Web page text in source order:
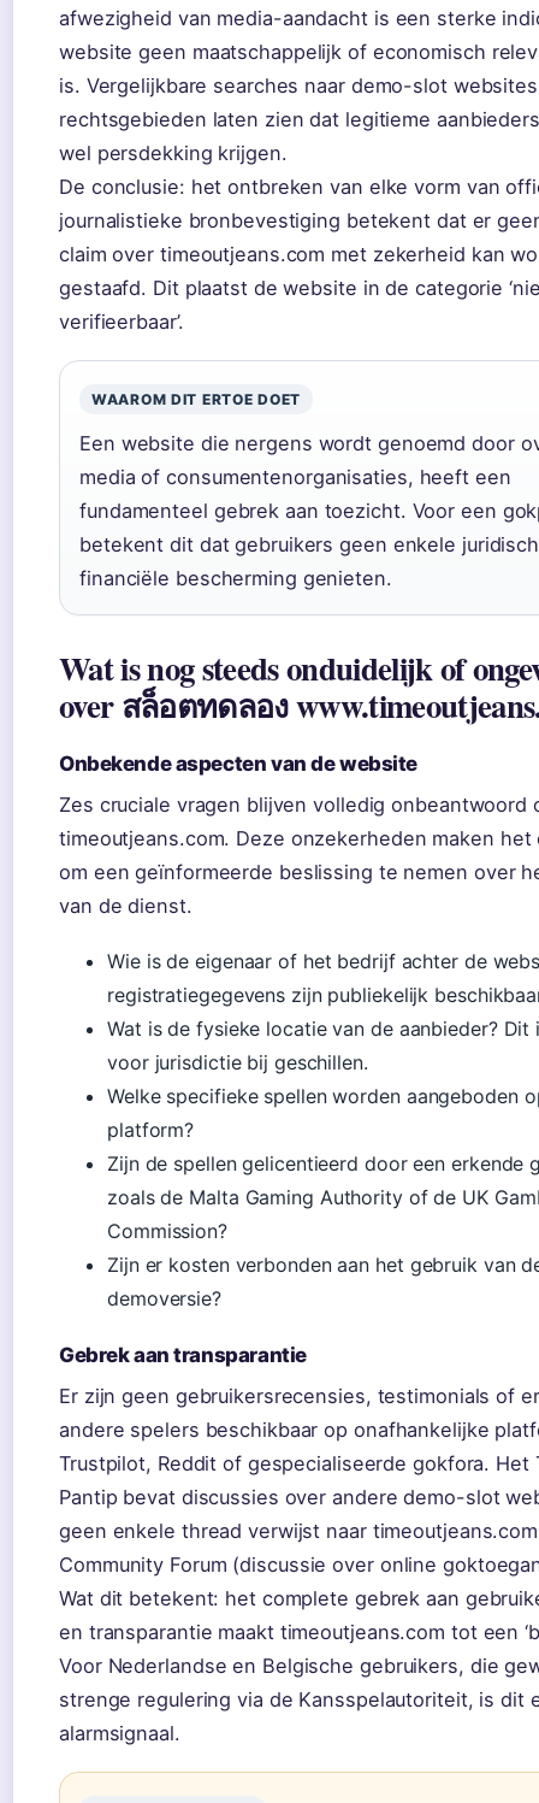
afwezigheid van media-aandacht is een sterke
website geen maatschappelijk of economisch
is. Vergelijkbare searches naar demo-slot
rechtsgebieden laten zien dat legitieme
wel persdekking krijgen.
De conclusie: het ontbreken van elke vorm van
journalistieke bronbevestiging betekent dat er
claim over timeoutjeans.com met zekerheid kan
gestaafd. Dit plaatst de website in de categorie
verifieerbaar’.
WAAROM DIT ERTOE DOET
Een website die nergens wordt genoemd door
media of consumentenorganisaties, heeft een
fundamenteel gebrek aan toezicht. Voor een
betekent dit dat gebruikers geen enkele
financiële bescherming genieten.
Wat is nog steeds onduidelijk of
over สล็อตทดลอง
Onbekende aspecten van de website
Zes cruciale vragen blijven volledig onbeantwoord
timeoutjeans.com. Deze onzekerheden maken het
om een geïnformeerde beslissing te nemen over
van de dienst.
Wie is de eigenaar of het bedrijf achter de
registratiegegevens zijn publiekelijk
Wat is de fysieke locatie van de aanbieder? Dit
voor jurisdictie bij geschillen.
Welke specifieke spellen worden aangeboden
platform?
Zijn de spellen gelicentieerd door een erkende
zoals de Malta Gaming Authority of de UK
Commission?
Zijn er kosten verbonden aan het gebruik van
demoversie?
Gebrek aan transparantie
Er zijn geen gebruikersrecensies, testimonials of
andere spelers beschikbaar op onafhankelijke
Trustpilot, Reddit of gespecialiseerde gokfora. Het
Pantip bevat discussies over andere demo-slot
geen enkele thread verwijst naar
Community Forum (discussie over online
Wat dit betekent: het complete gebrek aan
en transparantie maakt timeoutjeans.com tot een
Voor Nederlandse en Belgische gebruikers, die
strenge regulering via de Kansspelautoriteit, is dit
alarmsignaal.